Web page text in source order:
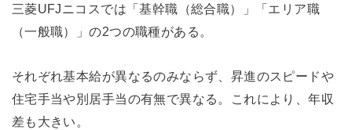
三菱UFJニコスでは「基幹職（総合職）」「エリア職
（一般職）」の2つの職種がある。
それぞれ基本給が異なるのみならず、昇進のスピードや
住宅手当や別居手当の有無で異なる。これにより、年収
差も大きい。